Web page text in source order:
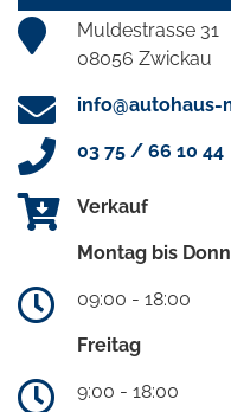
Muldestrasse 31
08056 Zwickau
03 75 / 66 10 44
Verkauf
Montag bis
09:00 - 18:00
Freitag
9:00 - 18:00